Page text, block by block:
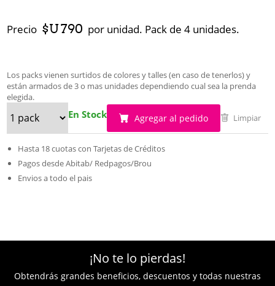
Precio $U 790 por unidad. Pack de 4 unidades.
Los packs vienen surtidos de colores y talles (en caso de tenerlos) y
están armados de 3 o mas unidades dependiendo cual sea la prenda
elegida.
En Stock Agregar al pedido Limpiar
Hasta 18 cuotas con Tarjetas de Créditos
Pagos desde Abitab/ Redpagos/Brou
Envios a todo el pais
¡No te lo pierdas!
Obtendrás grandes beneficios, descuentos y todas nuestras